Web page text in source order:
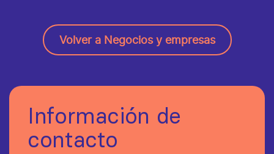
Volver a Negocios y empresas
Información de
contacto